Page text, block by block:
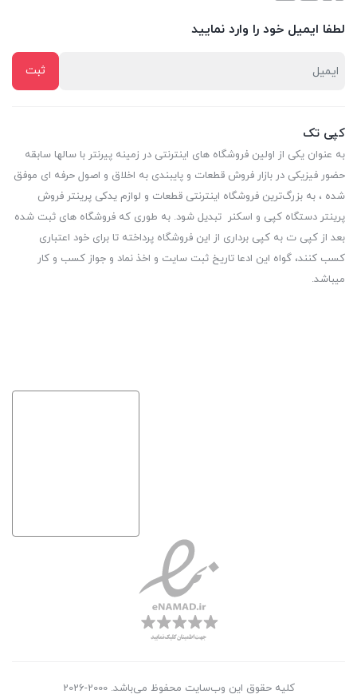
لطفا ایمیل خود را وارد نمایید
کپی تک
به عنوان یکی از اولین فروشگاه های اینترنتی در زمینه پیرنتر با سالها سابقه
حضور فیزیکی در بازار فروش قطعات و پایبندی به اخلاق و اصول حرفه ای موفق
شده ، به بزرگ‌ترین فروشگاه اینترنتی قطعات و لوازم یدکی پرینتر فروش
پرینتر دستگاه کپی و اسکنر تبدیل شود. به طوری که فروشگاه های ثبت شده
بعد از کپی ت به کپی برداری از این فروشگاه پرداخته تا برای خود اعتباری
کسب کنند، گواه این ادعا تاریخ ثبت سایت و اخذ نماد و جواز کسب و کار
میباشد.
کلیه حقوق این وب‌سایت محفوظ می‌باشد. 2000-2026